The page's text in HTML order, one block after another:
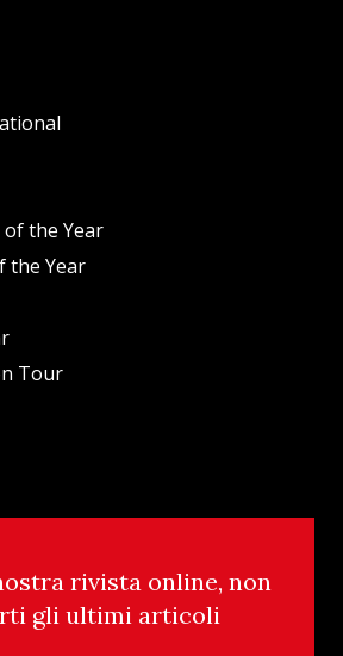
the Year
the Year
Tour
rivista online, non
gli ultimi articoli